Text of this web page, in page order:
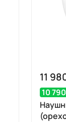
11
10